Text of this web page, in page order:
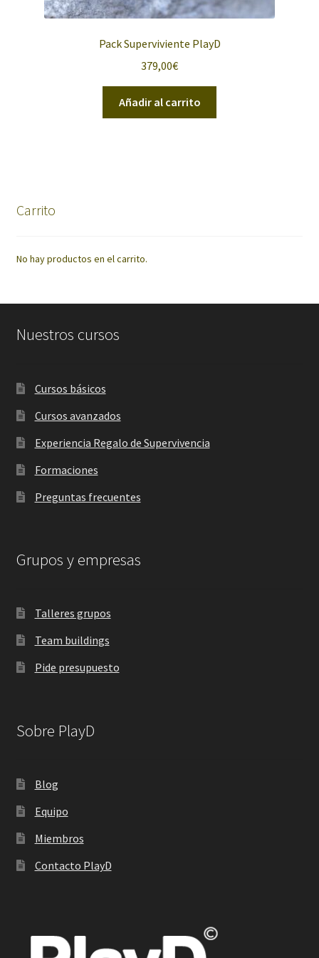
Pack Superviviente PlayD
379,00€
Añadir al carrito
Carrito
No hay productos en el carrito.
Nuestros cursos
Cursos básicos
Cursos avanzados
Experiencia Regalo de Supervivencia
Formaciones
Preguntas frecuentes
Grupos y empresas
Talleres grupos
Team buildings
Pide presupuesto
Sobre PlayD
Blog
Equipo
Miembros
Contacto PlayD